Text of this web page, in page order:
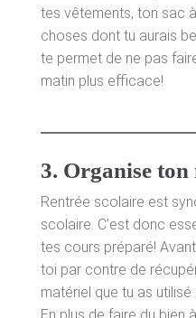
tes vêtements, ton sac
choses dont tu aurais
te permet de ne pas
matin plus efficace!
3. Organise
Rentrée scolaire est
scolaire. C’est donc
tes cours préparé!
toi par contre de
matériel que tu as
En plus de faire du bien